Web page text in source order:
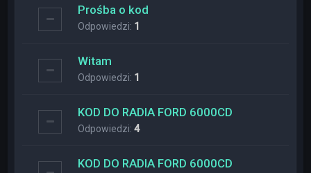
Prośba o kod
Odpowiedzi: 1
Witam
Odpowiedzi: 1
KOD DO RADIA FORD 6000CD
Odpowiedzi:4
KOD DO RADIA FORD 6000CD